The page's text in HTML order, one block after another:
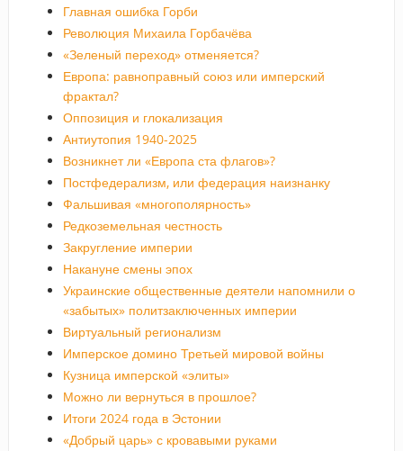
Главная ошибка Горби
Революция Михаила Горбачёва
«Зеленый переход» отменяется?
Европа: равноправный союз или имперский
фрактал?
Оппозиция и глокализация
Антиутопия 1940-2025
Возникнет ли «Европа ста флагов»?
Постфедерализм, или федерация наизнанку
Фальшивая «многополярность»
Редкоземельная честность
Закругление империи
Накануне смены эпох
Украинские общественные деятели напомнили о
«забытых» политзаключенных империи
Виртуальный регионализм
Имперское домино Третьей мировой войны
Кузница имперской «элиты»
Можно ли вернуться в прошлое?
Итоги 2024 года в Эстонии
«Добрый царь» с кровавыми руками